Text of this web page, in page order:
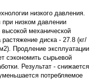
низкого давления.
при низком давлении
механической
диска - 27.8 (кг/
Продление эксплуатации
сэкономить сырьевой
Результат - снижается
потребляемое